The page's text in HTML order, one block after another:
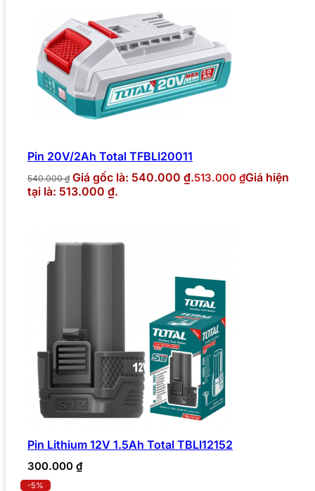
Pin 20V/2Ah Total TFBLI20011
540.000₫ Giá gốc là: 540.000 ₫.513.000 ₫Giá hiện
tại là: 513.000 ₫.
Pin Lithium 12V 1.5Ah Total TBLI12152
300.000 ₫
-5%